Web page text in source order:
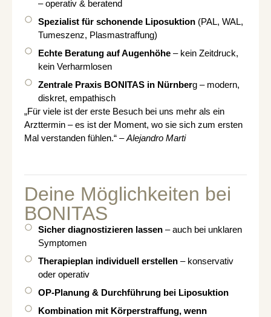
– operativ & beratend
Spezialist für schonende Liposuktion(PAL, WAL,
Tumeszenz, Plasmastraffung)
Echte Beratung auf Augenhöhe– kein Zeitdruck,
kein Verharmlosen
Zentrale Praxis BONITAS in Nürnberg – modern,
diskret, empathisch
„Für viele ist der erste Besuch bei uns mehr als ein
Arzttermin – es ist der Moment, wo sie sich zum ersten
Mal verstanden fühlen.“ –Alejandro Marti
Deine Möglichkeiten bei
BONITAS
Sicher diagnostizieren lassen– auch bei unklaren
Symptomen
Therapieplan individuell erstellen– konservativ
oder operativ
OP-Planung & Durchführung bei Liposuktion
Kombination mit Körperstraffung, wenn